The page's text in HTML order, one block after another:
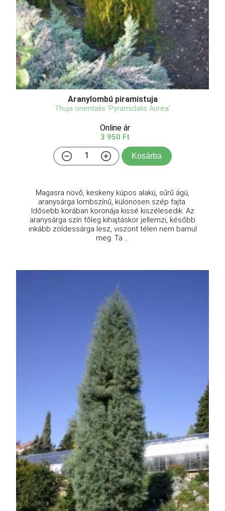
Aranylombú piramistuja
Thuja orientalis 'Pyramidalis Aurea'
Online ár
3 950 Ft
Kosárba
Magasra növő, keskeny kúpos alakú, sűrű ágú,
aranysárga lombszínű, különösen szép fajta.
Idősebb korában koronája kissé kiszélesedik. Az
aranysárga szín főleg kihajtáskor jellemzi, később
inkább zöldessárga lesz, viszont télen nem barnul
meg. Ta ...